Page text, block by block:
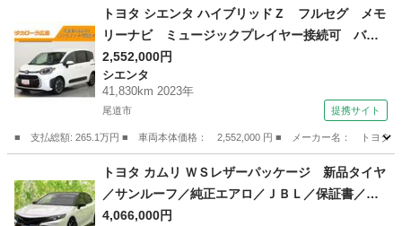
トヨタ シエンタ ハイブリッドＺ フルセグ メモ
リーナビ ミュージックプレイヤー接続可 バッ
クカメラ 衝突被害軽減システム ＥＴＣ ドラ
レコ 両側電動スライド ＬＥＤヘッドランプ
ウオークスルー ワンオーナー 記録簿 （検10.
2,552,000円
シエンタ
41,830km 2023年
尾道市 提携サイト
■ 支払総額: 265.1万円 ■ 車両本体価格： 2,552,000 円 ■ メーカー名： トヨタ
シエンタ
トヨタ カムリ ＷＳレザーパッケージ 新品タイヤ
／サンルーフ／純正エアロ／ＪＢＬ／保証書／デ
ィスプレイオーディオ＋ナビ９インチ／トヨタセ
4,066,000円